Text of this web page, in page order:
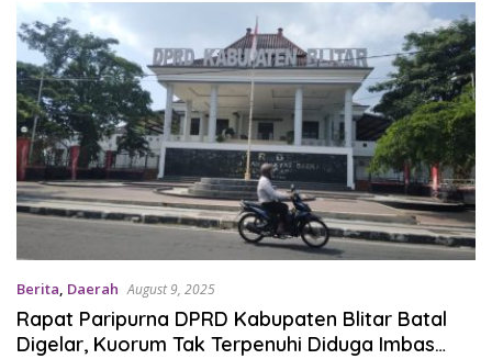
Berita, Daerah August 9, 2025
Rapat Paripurna DPRD Kabupaten Blitar Batal
Digelar, Kuorum Tak Terpenuhi Diduga Imbas